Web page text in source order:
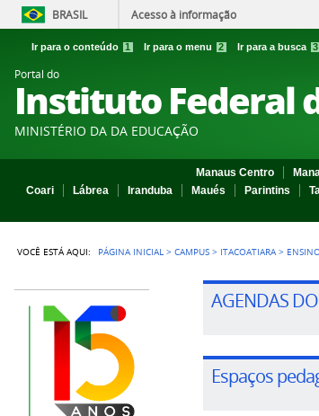
BRASIL Acesso à informação
Ir para o conteúdo 1 Ir para o menu 2 Ir para a busca 3
Portal do
Instituto Federal
MINISTÉRIO DA DA EDUCAÇÃO
Manaus Centro
Coari
Lábrea Iranduba Maués Parintins
VOCÊ ESTÁ AQUI: PÁGINA INICIAL >CAMPUS > ITACOATIARA >
AGENDAS
Espaços